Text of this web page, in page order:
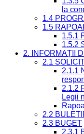
la
1.4
1.5
1.5.1
1.5.2
2. INFORMAȚII
2.1
2.1.1
2.1.2
Legii
2.2
2.3 BUGET
2.3.1